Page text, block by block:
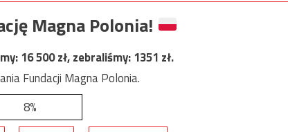
Magna Polonia!
16 500zł, zebraliśmy:1351 zł.
Fundacji Magna Polonia.
8%